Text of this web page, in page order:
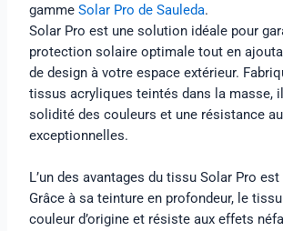
gamme Solar Pro de Sauleda.
Solar Pro est une solution idéale pour
protection solaire optimale tout en
de design à votre espace extérieur.
tissus acryliques teintés dans la masse,
solidité des couleurs et une résistance
exceptionnelles.
L’un des avantages du tissu Solar Pro
Grâce à sa teinture en profondeur, le
couleur d’origine et résiste aux effets